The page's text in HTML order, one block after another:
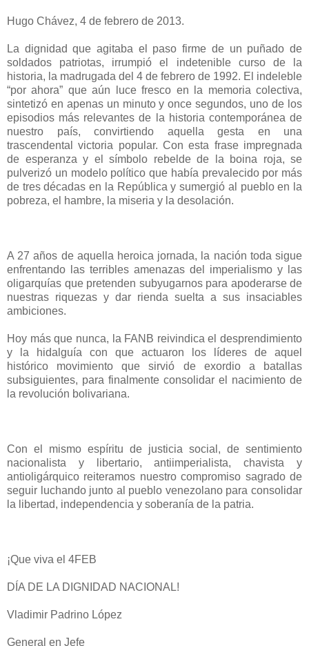
Hugo Chávez, 4 de febrero de 2013.
La dignidad que agitaba el paso firme de un puñado de
soldados patriotas, irrumpió el indetenible curso de la
historia, la madrugada del 4 de febrero de 1992. El indeleble
“por ahora” que aún luce fresco en la memoria colectiva,
sintetizó en apenas un minuto y once segundos, uno de los
episodios más relevantes de la historia contemporánea de
nuestro país, convirtiendo aquella gesta en una
trascendental victoria popular. Con esta frase impregnada
de esperanza y el símbolo rebelde de la boina roja, se
pulverizó un modelo político que había prevalecido por más
de tres décadas en la República y sumergió al pueblo en la
pobreza, el hambre, la miseria y la desolación.
A 27 años de aquella heroica jornada, la nación toda sigue
enfrentando las terribles amenazas del imperialismo y las
oligarquías que pretenden subyugarnos para apoderarse de
nuestras riquezas y dar rienda suelta a sus insaciables
ambiciones.
Hoy más que nunca, la FANB reivindica el desprendimiento
y la hidalguía con que actuaron los líderes de aquel
histórico movimiento que sirvió de exordio a batallas
subsiguientes, para finalmente consolidar el nacimiento de
la revolución bolivariana.
Con el mismo espíritu de justicia social, de sentimiento
nacionalista y libertario, antiimperialista, chavista y
antioligárquico reiteramos nuestro compromiso sagrado de
seguir luchando junto al pueblo venezolano para consolidar
la libertad, independencia y soberanía de la patria.
¡Que viva el 4FEB
DÍA DE LA DIGNIDAD NACIONAL!
Vladimir Padrino López
General en Jefe